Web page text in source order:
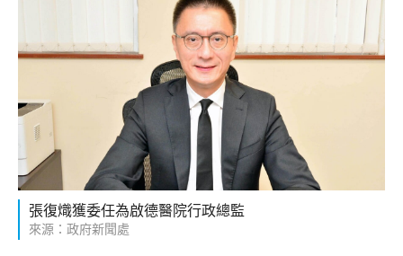
張復熾獲委任為啟德醫院行政總監
來源：政府新聞處